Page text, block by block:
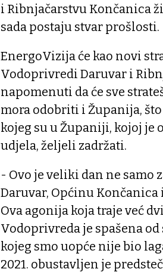
i Ribnjačarstvu Končanica
sada postaju stvar prošlosti.
EnergoVizija će kao novi
Vodoprivredi Daruvar i
napomenuti da će sve
mora odobriti i Županija,
kojeg su u Županiji, kojoj je
udjela, željeli zadržati.
- Ovo je veliki dan ne samo
Daruvar, Općinu
Ova agonija koja traje već
Vodoprivreda je spašena od
kojeg smo uopće nije bio
2021. obustavljen je